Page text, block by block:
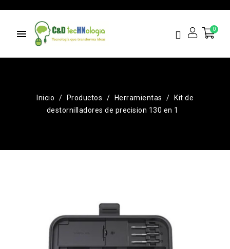
menu
Inicio Productos Herramientas
Kit de
destornilladores de precision 130 en 1